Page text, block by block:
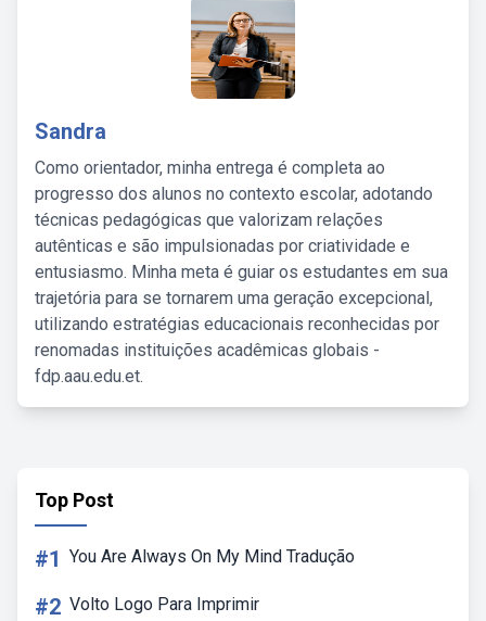
Sandra
Como orientador, minha entrega é completa ao
progresso dos alunos no contexto escolar, adotando
técnicas pedagógicas que valorizam relações
autênticas e são impulsionadas por criatividade e
entusiasmo. Minha meta é guiar os estudantes em sua
trajetória para se tornarem uma geração excepcional,
utilizando estratégias educacionais reconhecidas por
renomadas instituições acadêmicas globais -
fdp.aau.edu.et.
Top Post
#1 You Are Always On My Mind Tradução
#2 Volto Logo Para Imprimir